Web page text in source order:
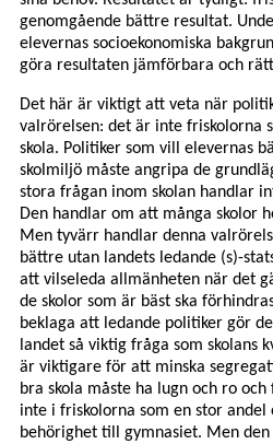
genomgående bättre resultat.
elevernas socioekonomiska
göra resultaten jämförbara och
Det här är viktigt att veta när
valrörelsen: det är inte friskolorna
skola. Politiker som vill elevernas
skolmiljö måste angripa de
stora frågan inom skolan handlar
Den handlar om att många skolor
Men tyvärr handlar denna
bättre utan landets ledande (s)-
att vilseleda allmänheten när det
de skolor som är bäst ska
beklaga att ledande politiker gör
landet så viktig fråga som skolans
är viktigare för att minska
bra skola måste ha lugn och ro
inte i friskolorna som en stor
behörighet till gymnasiet. Men